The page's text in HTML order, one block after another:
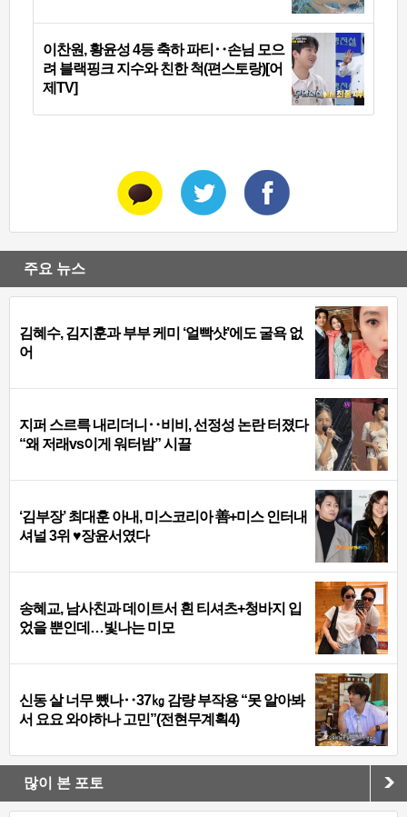
이찬원, 황윤성 4등 축하 파티‥손님 모으
려 블랙핑크 지수와 친한 척(편스토랑)[어
제TV]
주요 뉴스
김혜수, 김지훈과 부부 케미 ‘얼빡샷’에도 굴욕 없
어
지퍼 스르륵 내리더니‥비비, 선정성 논란 터졌다
“왜 저래vs이게 워터밤” 시끌
‘김부장’ 최대훈 아내, 미스코리아 善+미스 인터내
셔널 3위 ♥장윤서였다
송혜교, 남사친과 데이트서 흰 티셔츠+청바지 입
었을 뿐인데…빛나는 미모
신동 살 너무 뺐나‥37㎏ 감량 부작용 “못 알아봐
서 요요 와야하나 고민”(전현무계획4)
많이 본 포토